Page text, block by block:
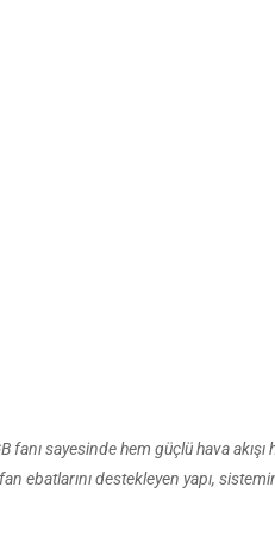
sayesinde hem güçlü hava
destekleyen yapı,